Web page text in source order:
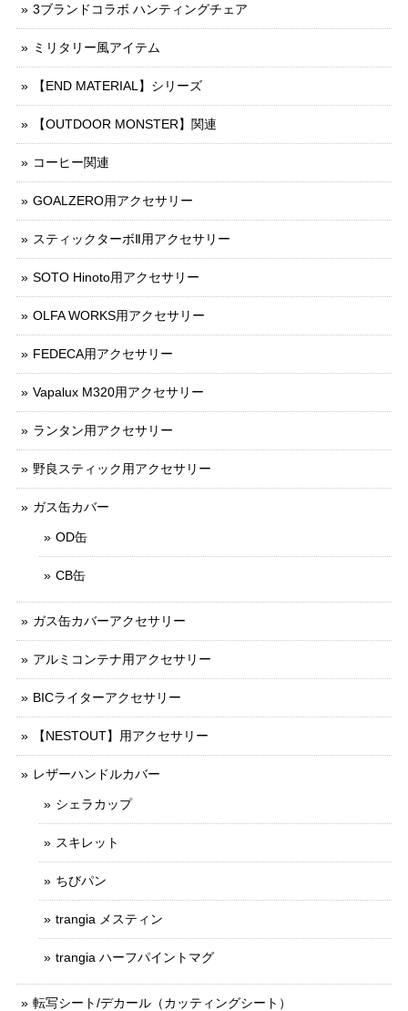
3ブランドコラボ ハンティングチェア
ミリタリー風アイテム
【END MATERIAL】シリーズ
【OUTDOOR MONSTER】関連
コーヒー関連
GOALZERO用アクセサリー
スティックターボⅡ用アクセサリー
SOTO Hinoto用アクセサリー
OLFA WORKS用アクセサリー
FEDECA用アクセサリー
Vapalux M320用アクセサリー
ランタン用アクセサリー
野良スティック用アクセサリー
ガス缶カバー
OD缶
CB缶
ガス缶カバーアクセサリー
アルミコンテナ用アクセサリー
BICライターアクセサリー
【NESTOUT】用アクセサリー
レザーハンドルカバー
シェラカップ
スキレット
ちびパン
trangia メスティン
trangia ハーフパイントマグ
転写シート/デカール（カッティングシート）